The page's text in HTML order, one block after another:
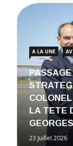
A LA UNE
LA TETE
23 Juillet 2026